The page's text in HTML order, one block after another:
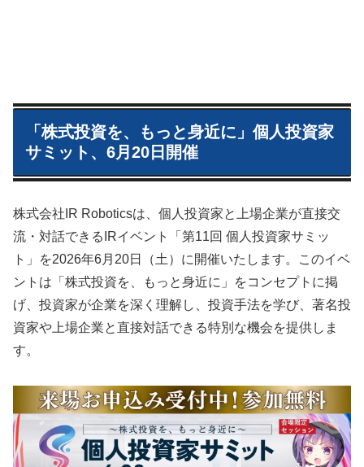
「株式投資を、もっと身近に」個人投資家
サミット、6月20日開催
株式会社IR Roboticsは、個人投資家と上場企業が直接交
流・対話できるIRイベント「第11回 個人投資家サミッ
ト」を2026年6月20日（土）に開催いたします。このイベ
ントは「株式投資を、もっと身近に」をコンセプトに掲
げ、投資家が企業を深く理解し、投資手法を学び、著名投
資家や上場企業と直接対話できる特別な機会を提供しま
す。